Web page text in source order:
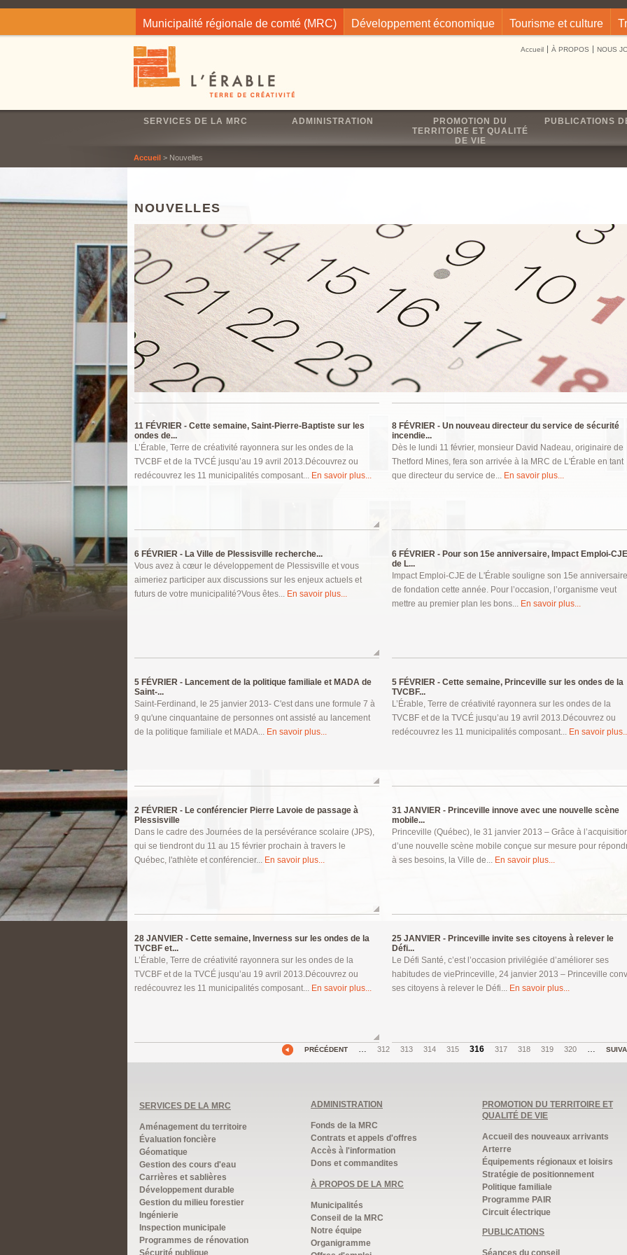
Municipalité régionale de comté (MRC) Développement économique Tourisme et culture
Accueil À PROPOS NOUS
SERVICES DE LA MRC ADMINISTRATION
PROMOTION DU
TERRITOIRE ET QUALITÉ
DE VIE
PUBLICATIONS
Accueil> Nouvelles
NOUVELLES
11 FÉVRIER - Cette semaine, Saint-Pierre-Baptiste sur les
ondes de...
L’Érable, Terre de créativité rayonnera sur les ondes de la
TVCBF et de la TVCÉ jusqu’au 19 avril 2013.Découvrez ou
redécouvrez les 11 municipalités composant... En savoir plus...
8 FÉVRIER - Un nouveau directeur du service de sécurité
incendie...
Dès le lundi 11 février, monsieur David Nadeau, originaire de
Thetford Mines, fera son arrivée à la MRC de L'Érable en tant
que directeur du service de... En savoir plus...
6 FÉVRIER - La Ville de Plessisville recherche...
Vous avez à cœur le développement de Plessisville et vous
aimeriez participer aux discussions sur les enjeux actuels et
futurs de votre municipalité?Vous êtes... En savoir plus...
6 FÉVRIER - Pour son 15e anniversaire, Impact Emploi-CJE
de L...
Impact Emploi-CJE de L'Érable souligne son 15e anniversaire
de fondation cette année. Pour l’occasion, l’organisme veut
mettre au premier plan les bons... En savoir plus...
5 FÉVRIER - Lancement de la politique familiale et MADA de
Saint-...
Saint-Ferdinand, le 25 janvier 2013- C'est dans une formule 7 à
9 qu'une cinquantaine de personnes ont assisté au lancement
de la politique familiale et MADA... En savoir plus...
5 FÉVRIER - Cette semaine, Princeville sur les ondes de la
TVCBF...
L’Érable, Terre de créativité rayonnera sur les ondes de la
TVCBF et de la TVCÉ jusqu’au 19 avril 2013.Découvrez ou
redécouvrez les 11 municipalités composant... En savoir
2 FÉVRIER - Le conférencier Pierre Lavoie de passage à
Plessisville
Dans le cadre des Journées de la persévérance scolaire (JPS),
qui se tiendront du 11 au 15 février prochain à travers le
Québec, l'athlète et conférencier... En savoir plus...
31 JANVIER - Princeville innove avec une nouvelle scène
mobile...
Princeville (Québec), le 31 janvier 2013 – Grâce à
d’une nouvelle scène mobile conçue sur mesure pour
à ses besoins, la Ville de... En savoir plus...
28 JANVIER - Cette semaine, Inverness sur les ondes de la
TVCBF et...
L’Érable, Terre de créativité rayonnera sur les ondes de la
TVCBF et de la TVCÉ jusqu’au 19 avril 2013.Découvrez ou
redécouvrez les 11 municipalités composant... En savoir plus...
25 JANVIER - Princeville invite ses citoyens à relever le
Défi...
Le Défi Santé, c’est l’occasion privilégiée d’améliorer ses
habitudes de viePrinceville, 24 janvier 2013 – Princeville
ses citoyens à relever le Défi... En savoir plus...
Pages
PRÉCÉDENT … 312 313 314 315 316 317 318 319 320 …
SERVICES DE LA MRC
Aménagement du territoire
Évaluation foncière
Géomatique
Gestion des cours d'eau
Carrières et sablières
Développement durable
Gestion du milieu forestier
Ingénierie
Inspection municipale
Programmes de rénovation
Sécurité publique
ADMINISTRATION
Fonds de la MRC
Contrats et appels d'offres
Accès à l'information
Dons et commandites
À PROPOS DE LA MRC
Municipalités
Conseil de la MRC
Notre équipe
Organigramme
PROMOTION DU TERRITOIRE ET
QUALITÉ DE VIE
Accueil des nouveaux arrivants
Arterre
Équipements régionaux et loisirs
Stratégie de positionnement
Politique familiale
Programme PAIR
Circuit électrique
PUBLICATIONS
Séances du conseil